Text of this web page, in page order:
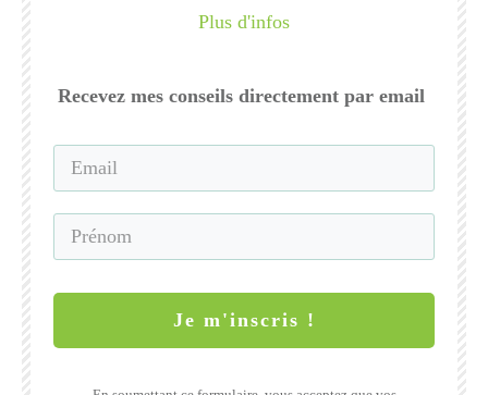
Plus d'infos
Recevez mes conseils directement par email
Je m'inscris !